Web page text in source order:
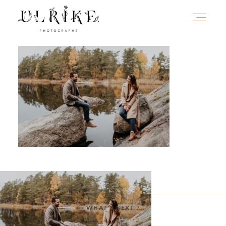
WHAT'S NEXT ?
HOME
A PROPOS
PORTFOLIO
INFOS
JOURNAL